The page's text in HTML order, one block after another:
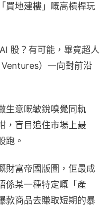
買地建樓」嘅高槓桿玩
股？有可能，畢竟超人
）一向對前沿
生意嘅敏銳嗅覺同軌
，盲目追住市場上最
跑。
財富帝國版圖，佢最成
係某一種特定嘅「產
款商品去賺取短期的暴